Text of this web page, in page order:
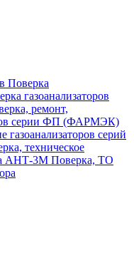
Поверка
газоанализаторов
ремонт,
серии ФП (ФАРМЭК)
газоанализаторов серий
техническое
АНТ-3М Поверка, ТО